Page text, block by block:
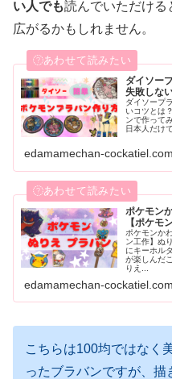
い人でも読んでいただける
広がるかもしれません。
ダイソー
失敗しな
ダイソープ
いコツとは
ンで作って
日本人だけ
edamamechan-cockatiel.com
ポケモン
【ポケモ
ポケモンか
ン工作】ぬ
にキーホル
が楽しんだ
りえ...
edamamechan-cockatiel.com
こちらは100均ではなく
ったブラバンですが、描